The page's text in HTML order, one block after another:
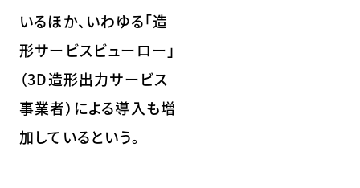
いるほか、いわゆる「造
形サービスビューロー」
（3D造形出力サービス
事業者）による導入も増
加しているという。